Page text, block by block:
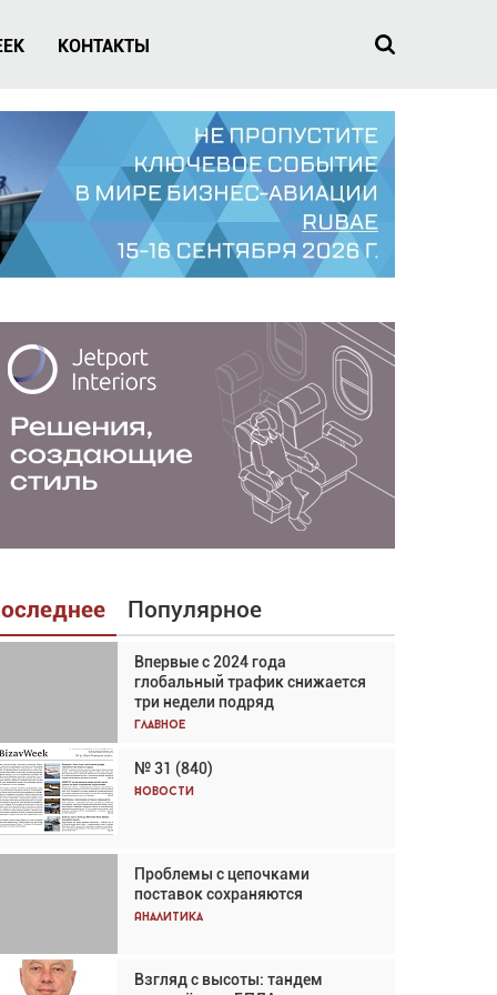
КОНТАКТЫ
Популярное
Впервые с 2024 года
глобальный трафик снижается
три недели подряд
Главное
№ 31 (840)
Новости
Проблемы с цепочками
поставок сохраняются
Аналитика
Взгляд с высоты: тандем
Взгляд с высоты: тандем
вертолётов и БПЛА в
спасательных операциях
Главное
Авиационный фотограф Дэйв
Кох: «Фотография говорит сама
Впервые с 2024 года
глобальный трафик снижается
три недели подряд
Частный самолёт – это актив.